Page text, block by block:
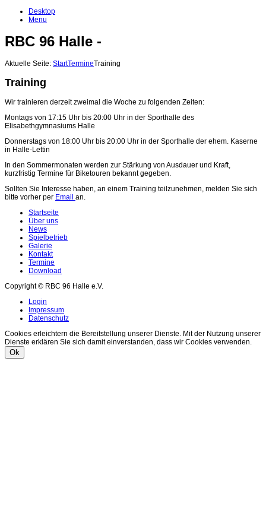
Desktop
Menu
RBC 96 Halle -
Aktuelle Seite: StartTermineTraining
Training
Wir trainieren derzeit zweimal die Woche zu folgenden Zeiten:
Montags von 17:15 Uhr bis 20:00 Uhr in der Sporthalle des
Elisabethgymnasiums Halle
Donnerstags von 18:00 Uhr bis 20:00 Uhr in der Sporthalle der ehem. Kaserne
in Halle-Lettin
In den Sommermonaten werden zur Stärkung von Ausdauer und Kraft,
kurzfristig Termine für Biketouren bekannt gegeben.
Sollten Sie Interesse haben, an einem Training teilzunehmen, melden Sie sich
bitte vorher per Email an.
Startseite
Über uns
News
Spielbetrieb
Galerie
Kontakt
Termine
Download
Copyright © RBC 96 Halle e.V.
Login
Impressum
Datenschutz
Cookies erleichtern die Bereitstellung unserer Dienste. Mit der Nutzung unserer
Dienste erklären Sie sich damit einverstanden, dass wir Cookies verwenden.
Ok